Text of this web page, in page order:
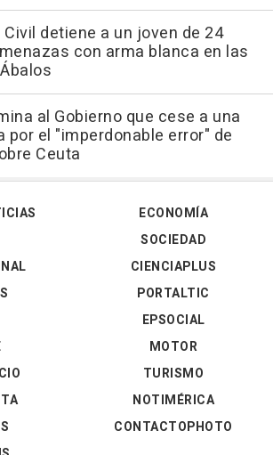
Civil detiene a un joven de 24
con arma blanca en las
al Gobierno que cese a una
por el "imperdonable error" de
Ceuta
ECONOMÍA
SOCIEDAD
CIENCIAPLUS
PORTALTIC
EPSOCIAL
MOTOR
TURISMO
NOTIMÉRICA
CONTACTOPHOTO